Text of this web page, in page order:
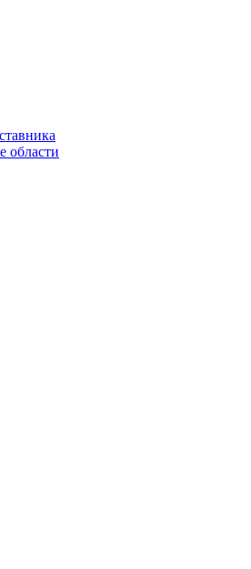
области